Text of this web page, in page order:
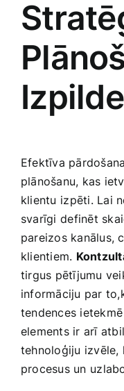
Efektīva
plānošanu, kas
klientu⁢ izpēti. Lai
svarīgi⁢ definēt
pareizos kanālus,
klientiem.
tirgus pētījumu
informāciju par
‍tendences
elements ir arī
tehnoloģiju
procesus un⁤